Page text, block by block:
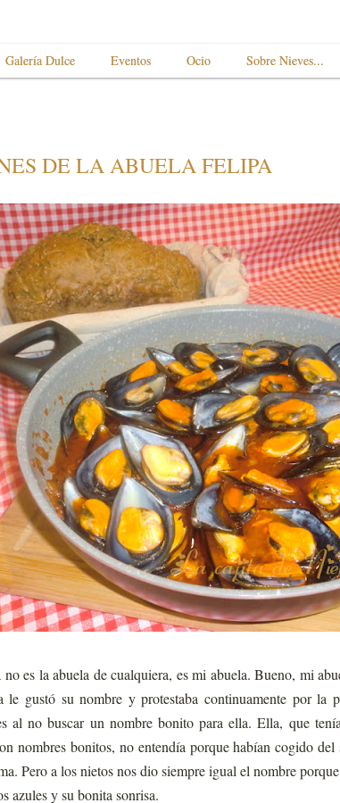
Galería Dulce Eventos Ocio Sobre Nieves...
DE LA ABUELA FELIPA
es la abuela de cualquiera, es mi abuela. Bueno, mi
le gustó su nombre y protestaba continuamente por la
al no buscar un nombre bonito para ella. Ella, que
nombres bonitos, no entendía porque habían cogido
Pero a los nietos nos dio siempre igual el nombre
azules y su bonita sonrisa.